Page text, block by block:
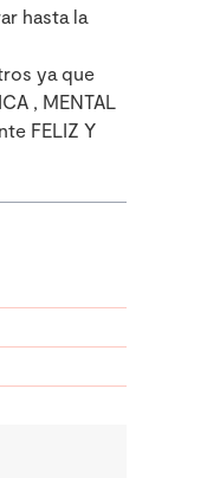
hasta la
ya que
, MENTAL
FELIZ Y